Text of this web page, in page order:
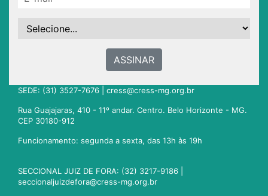
ASSINAR
SEDE: (31) 3527-7676 | cress@cress-mg.org.br
Rua Guajajaras, 410 - 11º andar. Centro. Belo Horizonte - MG.
CEP 30180-912
Funcionamento: segunda a sexta, das 13h às 19h
SECCIONAL JUIZ DE FORA: (32) 3217-9186 |
seccionaljuizdefora@cress-mg.org.br